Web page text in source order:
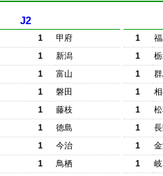
J2
1
甲府
1
新潟
1
富山
1
磐田
1
藤枝
1
徳島
1
今治
1
鳥栖
1
1
1
1
1
1
1
1